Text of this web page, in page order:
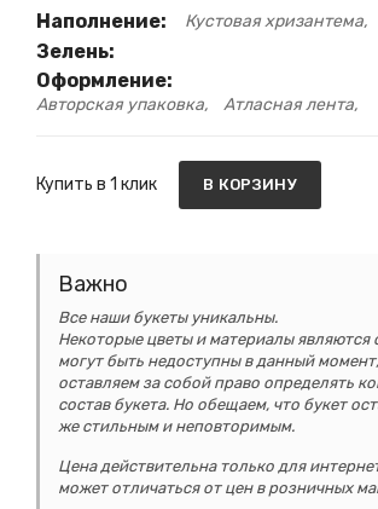
Наполнение: Кустовая хризантема
Зелень:
Оформление:
Авторская упаковка Атласная лента
Купить в 1 клик В КОРЗИНУ
Важно
Все наши букеты уникальны.
Некоторые цветы и материалы являются
могут быть недоступны в данный
оставляем за собой право определять
состав букета. Но обещаем, что букет
же стильным и неповторимым.
Цена действительна только для
может отличаться от цен в розничных